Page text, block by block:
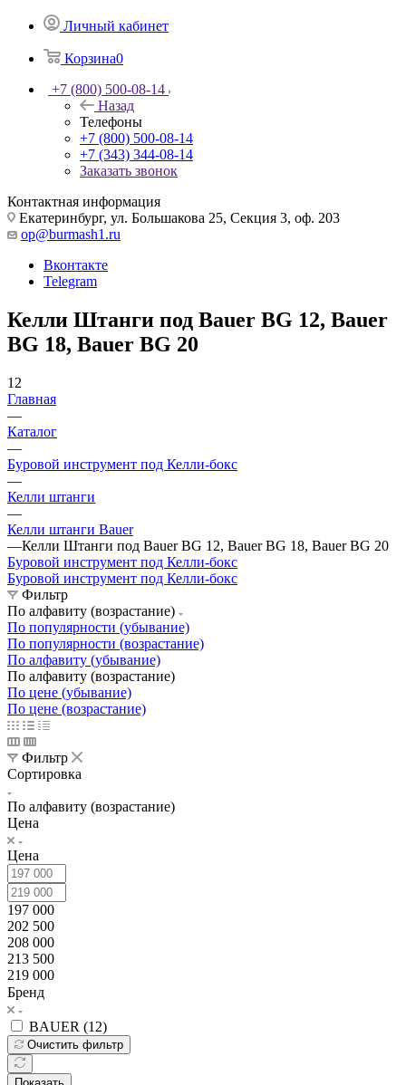
Личный кабинет
Корзина0
+7 (800) 500-08-14
Назад
Телефоны
+7 (800) 500-08-14
+7 (343) 344-08-14
Заказать звонок
Контактная информация
Екатеринбург, ул. Большакова 25, Секция 3, оф. 203
op@burmash1.ru
Вконтакте
Telegram
Келли Штанги под Bauer BG 12, Bauer
BG 18, Bauer BG 20
12
Главная
—
Каталог
—
Буровой инструмент под Келли-бокс
—
Келли штанги
—
Келли штанги Bauer
—Келли Штанги под Bauer BG 12, Bauer BG 18, Bauer BG 20
Буровой инструмент под Келли-бокс
Буровой инструмент под Келли-бокс
Фильтр
По алфавиту (возрастание)
По популярности (убывание)
По популярности (возрастание)
По алфавиту (убывание)
По алфавиту (возрастание)
По цене (убывание)
По цене (возрастание)
Фильтр
Сортировка
По алфавиту (возрастание)
Цена
Цена
197 000
202 500
208 000
213 500
219 000
Бренд
BAUER (12)
Очистить фильтр